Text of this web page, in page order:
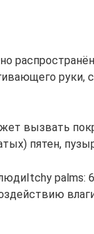
руки,
вызвать
пятен,
palms: